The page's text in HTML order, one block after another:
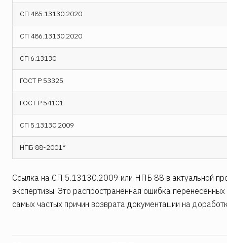
СП 485.13130.2020
СП 486.13130.2020
СП 6.13130
ГОСТ Р 53325
ГОСТ Р 54101
СП 5.13130.2009
НПБ 88-2001*
Ссылка на СП 5.13130.2009 или НПБ 88 в актуальной
экспертизы. Это распространённая ошибка
самых частых причин возврата документации на